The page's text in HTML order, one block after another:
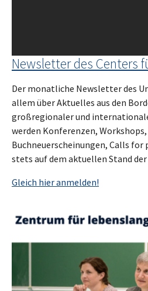
Newsletter des Centers
Der monatliche Newsletter des
allem über Aktuelles aus den
großregionaler und
werden Konferenzen,
Buchneuerscheinungen, Calls for
stets auf dem aktuellen Stand
Gleich hier anmelden!